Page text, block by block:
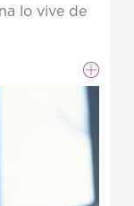
lo vive de